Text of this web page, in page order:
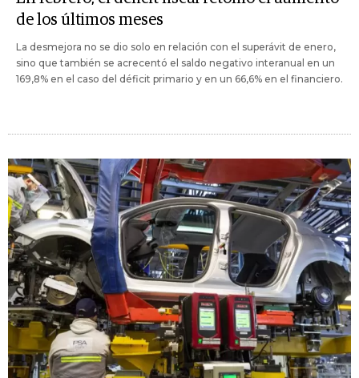
de los últimos meses
La desmejora no se dio solo en relación con el superávit de enero,
sino que también se acrecentó el saldo negativo interanual en un
169,8% en el caso del déficit primario y en un 66,6% en el financiero.